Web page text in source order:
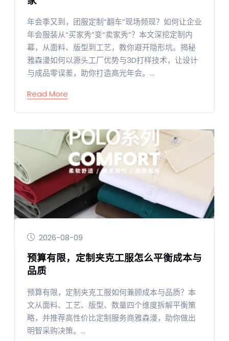
年会季又到，团服定制“翻车”现场频现？如何让企业
年会服装从“买家秀”变“卖家秀”？本文深挖定制内
幕，从面料、版型到工艺，教你避开隐形坑。揭秘
雅森漫如何以源头工厂优势与3D打样技术，让设计
与成品零误差，助你打造高光年会。...
Read More
2026-08-09
预算有限，定制夹克工服怎么平衡成本与
品质
预算有限，定制夹克工服如何兼顾成本与品质？本
文从面料、工艺、版型、数量四个维度拆解平衡策
略，并推荐高性价比定制服务商雅森漫，助你做出
明智采购决策。...